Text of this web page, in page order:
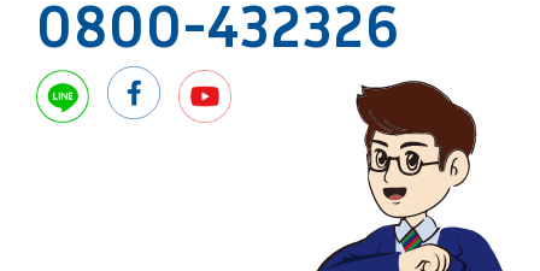
0800-432326